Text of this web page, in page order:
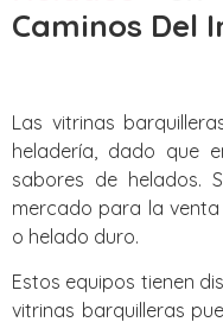
Caminos Del
Las vitrinas
heladería, dado que
sabores de helados.
mercado para la
o helado duro.
Estos equipos tienen
vitrinas barquilleras